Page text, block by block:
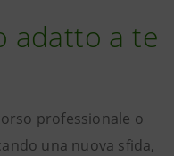
adatto a te
professionale o
una nuova sfida,